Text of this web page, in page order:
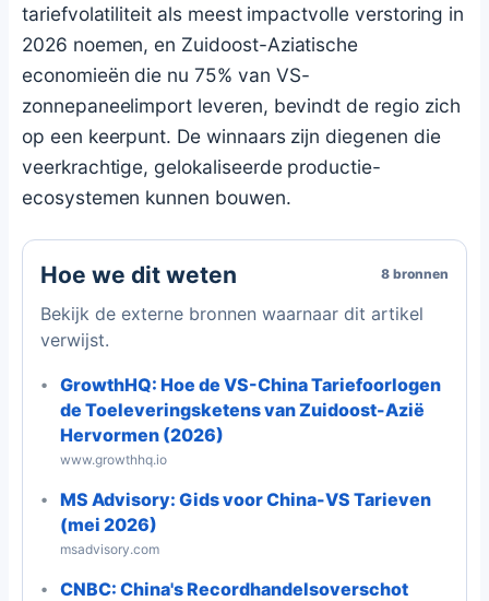
tariefvolatiliteit als meest impactvolle verstoring in
2026 noemen, en Zuidoost-Aziatische
economieën die nu 75% van VS-
zonnepaneelimport leveren, bevindt de regio zich
op een keerpunt. De winnaars zijn diegenen die
veerkrachtige, gelokaliseerde productie-
ecosystemen kunnen bouwen.
Hoe we dit weten 8 bronnen
Bekijk de externe bronnen waarnaar dit artikel
verwijst.
GrowthHQ: Hoe de VS-China Tariefoorlogen
de Toeleveringsketens van Zuidoost-Azië
Hervormen (2026)
www.growthhq.io
MS Advisory: Gids voor China-VS Tarieven
(mei 2026)
msadvisory.com
CNBC: China's Recordhandelsoverschot